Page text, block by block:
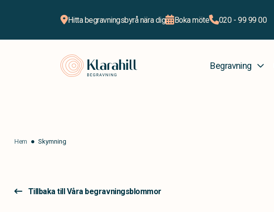
Hitta begravningsbyrå nära dig Boka möte 020 - 99 99 00
Begravning
Hem Skymning
Tillbaka till Våra begravningsblommor